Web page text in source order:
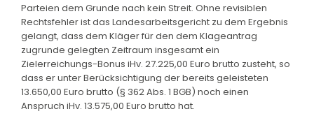
Parteien dem Grunde nach kein Streit. Ohne revisiblen
Rechtsfehler ist das Landesarbeitsgericht zu dem Ergebnis
gelangt, dass dem Kläger für den dem Klageantrag
zugrunde gelegten Zeitraum insgesamt ein
Zielerreichungs-Bonus iHv. 27.225,00 Euro brutto zusteht, so
dass er unter Berücksichtigung der bereits geleisteten
13.650,00 Euro brutto (§ 362 Abs. 1 BGB) noch einen
Anspruch iHv. 13.575,00 Euro brutto hat.